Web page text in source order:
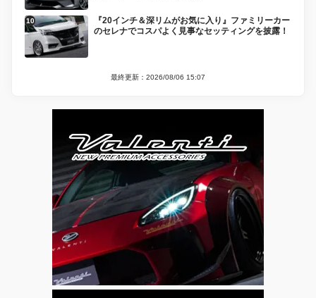
『20インチ＆深リムがお気に入り』ファミリーカー
のセレナでコスパよく見事なセッティングを披露！
最終更新：2026/08/06 15:07